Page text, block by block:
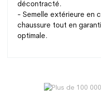
décontracté.
- Semelle extérieure en
chaussure tout en
optimale.